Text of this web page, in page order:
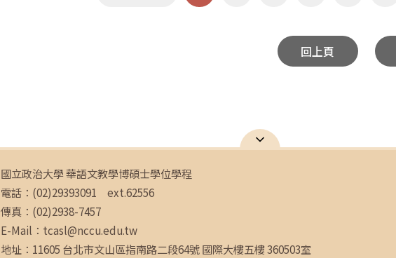
回上頁
國立政治大學 華語文教學博碩士學位學程
電話：(02)29393091 ext.62556
傳真：(02)2938-7457
E-Mail：tcasl@nccu.edu.tw
地址：11605 台北市文山區指南路二段64號 國際大樓五樓 360503室